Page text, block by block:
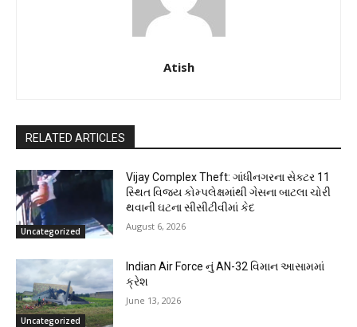
Atish
RELATED ARTICLES
Uncategorized
Vijay Complex Theft: ગાંધીનગરના સેક્ટર 11
સ્થિત વિજય કોમ્પલેક્ષમાંથી ગેસના બાટલા ચોરી
થવાની ઘટના સીસીટીવીમાં કેદ
August 6, 2026
Uncategorized
Indian Air Force નું AN-32 વિમાન આસામમાં
ક્રેશ
June 13, 2026